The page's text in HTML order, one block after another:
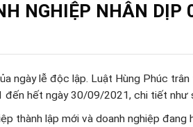
NGHIỆP NHÂN DỊP
ngày lễ độc lập. Luật Hùng Phúc
hết ngày 30/09/2021, chi tiết như
thành lập mới và doanh nghiệp đang